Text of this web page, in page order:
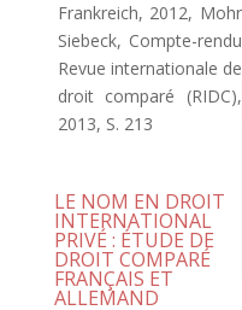
Frankreich, 2012, Mohr
Siebeck, Compte-rendu
Revue internationale de
droit comparé (RIDC),
2013, S. 213
LE NOM EN DROIT
INTERNATIONAL
PRIVÉ : ÉTUDE DE
DROIT COMPARÉ
FRANÇAIS ET
ALLEMAND